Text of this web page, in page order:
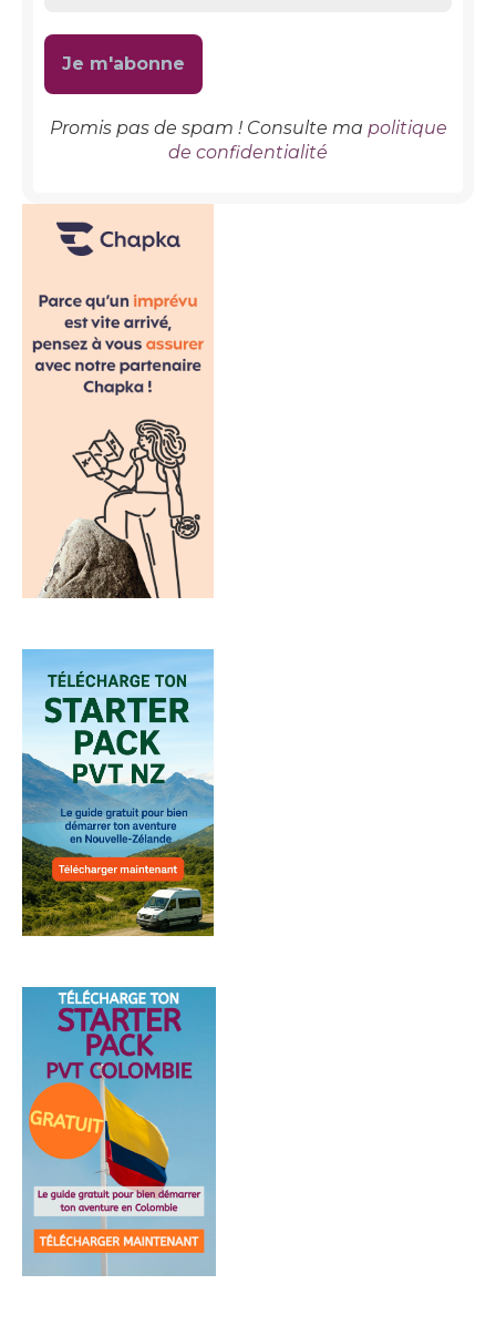
Promis pas de spam ! Consulte ma politique
de confidentialité